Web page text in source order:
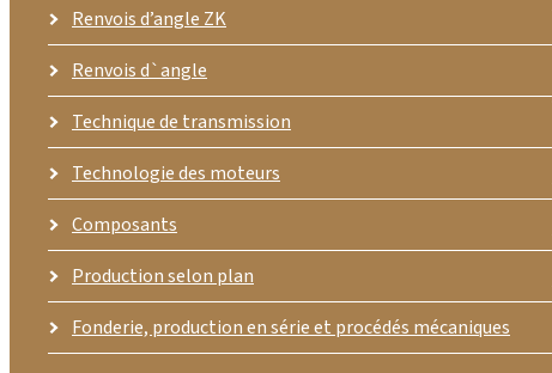
Renvois d’angle ZK
Renvois d`angle
Technique de transmission
Technologie des moteurs
Composants
Production selon plan
Fonderie, production en série et procédés mécaniques